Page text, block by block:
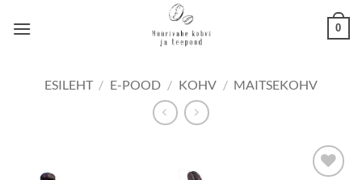
0
ESILEHT / E-POOD / KOHV / MAITSEKOHV